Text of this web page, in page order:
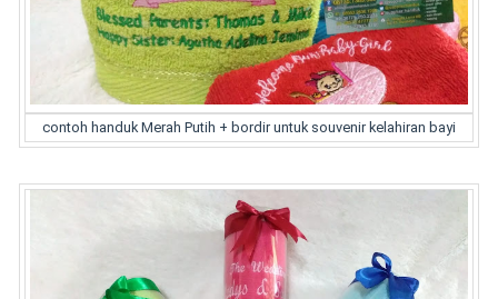
contoh handuk Merah Putih + bordir untuk souvenir kelahiran bayi